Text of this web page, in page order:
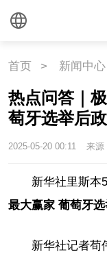
首页 > 新闻中心
热点问答｜
萄牙选举后
2025-05-20 00:11 来源
新华社里斯本
最大赢家 葡萄牙
新华社记者荀